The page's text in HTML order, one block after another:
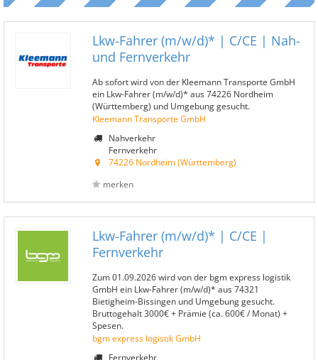
Lkw-Fahrer (m/w/d)* | C/CE | Nah-
und Fernverkehr
Ab sofort wird von der Kleemann Transporte GmbH
ein Lkw-Fahrer (m/w/d)* aus 74226 Nordheim
(Württemberg) und Umgebung gesucht.
Kleemann Transporte GmbH
Nahverkehr
Fernverkehr
74226 Nordheim (Württemberg)
merken
Lkw-Fahrer (m/w/d)* | C/CE |
Fernverkehr
Zum 01.09.2026 wird von der bgm express logistik
GmbH ein Lkw-Fahrer (m/w/d)* aus 74321
Bietigheim-Bissingen und Umgebung gesucht.
Bruttogehalt 3000€ + Prämie (ca. 600€ / Monat) +
Spesen.
bgm express logistik GmbH
Fernverkehr